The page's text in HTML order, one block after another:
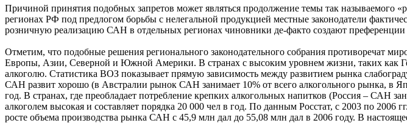
Причиной принятия подобных запретов может являться продолжение темы так называемого
регионах РФ под предлогом борьбы с нелегальной продукцией местные законодатели
розничную реализацию САН в отдельных регионах чиновники де-факто создают преференции
Отметим, что подобные решения регионального законодательного собрания противоречат
Европы, Азии, Северной и Южной Америки. В странах с высоким уровнем жизни, таких как
алкоголю. Статистика ВОЗ показывает прямую зависимость между развитием рынка
САН развит хорошо (в Австралии рынок САН занимает 10% от всего алкогольного рынка, в
год. В странах, где преобладает потребление крепких алкогольных напитков (Россия – САН
алкоголем высокая и составляет порядка 20 000 чел в год. По данным Росстат, с 2003 по 2006
росте объема производства рынка САН с 45,9 млн дал до 55,08 млн дал в 2006 году. В